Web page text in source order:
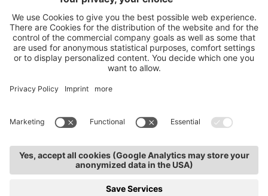
inService
Mitterweg 5, Bozner Boden,I-39100Bozen.T+39 0471 310
311. info@hds-bz.it
Impressum
Datenschutzerklärung